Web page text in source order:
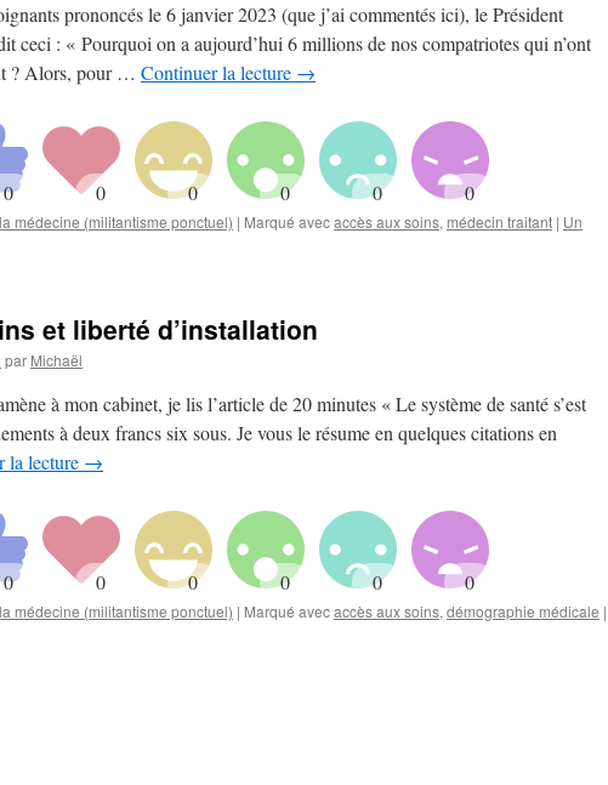
prononcés le 6 janvier 2023 (que j’ai commentés ici), le Président
ceci : « Pourquoi on a aujourd’hui 6 millions de nos compatriotes qui n’ont
? Alors, pour … Continuer la lecture →
médecine (militantisme ponctuel) | Marqué avecaccès aux soins, médecin traitant | Un
et liberté d’installation
par Michaël
à mon cabinet, je lis l’article de 20 minutes « Le système de santé s’est
à deux francs six sous. Je vous le résume en quelques citations en
la lecture →
médecine (militantisme ponctuel) | Marqué avecaccès aux soins, démographie médicale |